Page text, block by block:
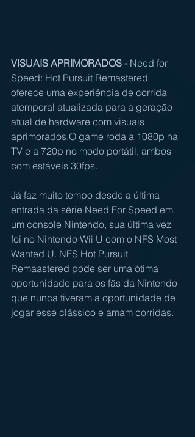
VISUAIS APRIMORADOS - Need for
Speed: Hot Pursuit Remastered
oferece uma experiência de corrida
atemporal atualizada para a geração
atual de hardware com visuais
aprimorados.O game roda a 1080p na
TV e a 720p no modo portátil, ambos
com estáveis 30fps.
Já faz muito tempo desde a última
entrada da série Need For Speed em
um console Nintendo, sua última vez
foi no Nintendo Wii U com o NFS Most
Wanted U. NFS Hot Pursuit
Remaastered pode ser uma ótima
oportunidade para os fãs da Nintendo
que nunca tiveram a oportunidade de
jogar esse clássico e amam corridas.